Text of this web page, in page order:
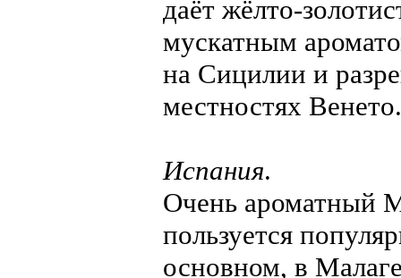
даёт жёлто-
мускатным
на Сицилии и
местностях Венето.
Испания.
Очень ароматный
пользуется
основном, в